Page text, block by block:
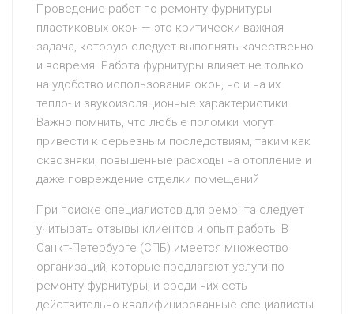
Проведение работ по ремонту фурнитуры
пластиковых окон — это критически важная
задача, которую следует выполнять качественно
и вовремя. Работа фурнитуры влияет не только
на удобство использования окон, но и на их
тепло- и звукоизоляционные характеристики
Важно помнить, что любые поломки могут
привести к серьезным последствиям, таким как
сквозняки, повышенные расходы на отопление и
даже повреждение отделки помещений
При поиске специалистов для ремонта следует
учитывать отзывы клиентов и опыт работы В
Санкт-Петербурге (СПБ) имеется множество
организаций, которые предлагают услуги по
ремонту фурнитуры, и среди них есть
действительно квалифицированные специалисты